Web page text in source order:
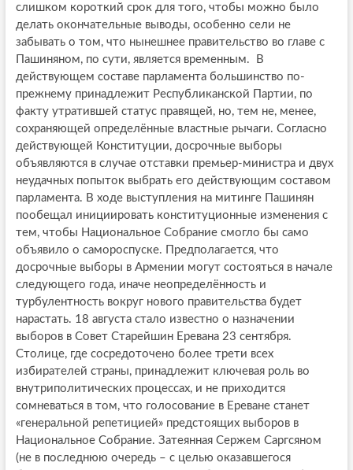
слишком короткий срок для того, чтобы можно было
делать окончательные выводы, особенно сели не
забывать о том, что нынешнее правительство во главе с
Пашиняном, по сути, является временным. В
действующем составе парламента большинство по-
прежнему принадлежит Республиканской Партии, по
факту утратившей статус правящей, но, тем не, менее,
сохраняющей определённые властные рычаги. Согласно
действующей Конституции, досрочные выборы
объявляются в случае отставки премьер-министра и двух
неудачных попыток выбрать его действующим составом
парламента. В ходе выступления на митинге Пашинян
пообещал инициировать конституционные изменения с
тем, чтобы Национальное Собрание смогло бы само
объявило о самороспуске. Предполагается, что
досрочные выборы в Армении могут состояться в начале
следующего года, иначе неопределённость и
турбулентность вокруг нового правительства будет
нарастать. 18 августа стало известно о назначении
выборов в Совет Старейшин Еревана 23 сентября.
Столице, где сосредоточено более трети всех
избирателей страны, принадлежит ключевая роль во
внутриполитических процессах, и не приходится
сомневаться в том, что голосование в Ереване станет
«генеральной репетицией» предстоящих выборов в
Национальное Собрание. Затеянная Сержем Саргсяном
(не в последнюю очередь – с целью оказавшегося